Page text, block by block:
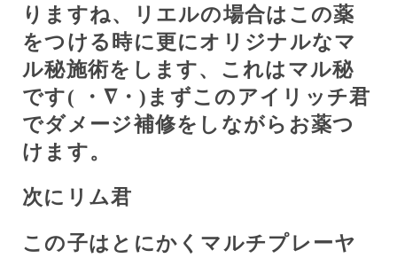
りますね、リエルの場合はこの薬
をつける時に更にオリジナルなマ
ル秘施術をします、これはマル秘
です(
・∇・)まずこのアイリッチ君
でダメージ補修をしながらお薬つ
けます。
次にリム君
この子はとにかくマルチプレーヤ